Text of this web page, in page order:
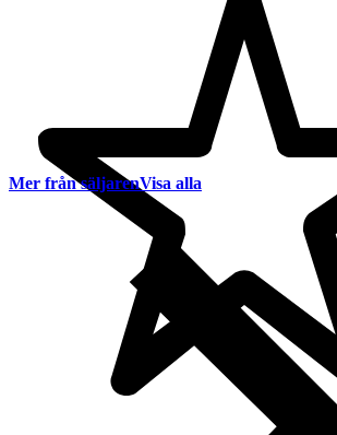
Mer från säljarenVisa alla